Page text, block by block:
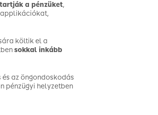
a pénzüket,
applikációkat,
költik el a
sokkal inkább
az öngondoskodás
pénzügyi helyzetben